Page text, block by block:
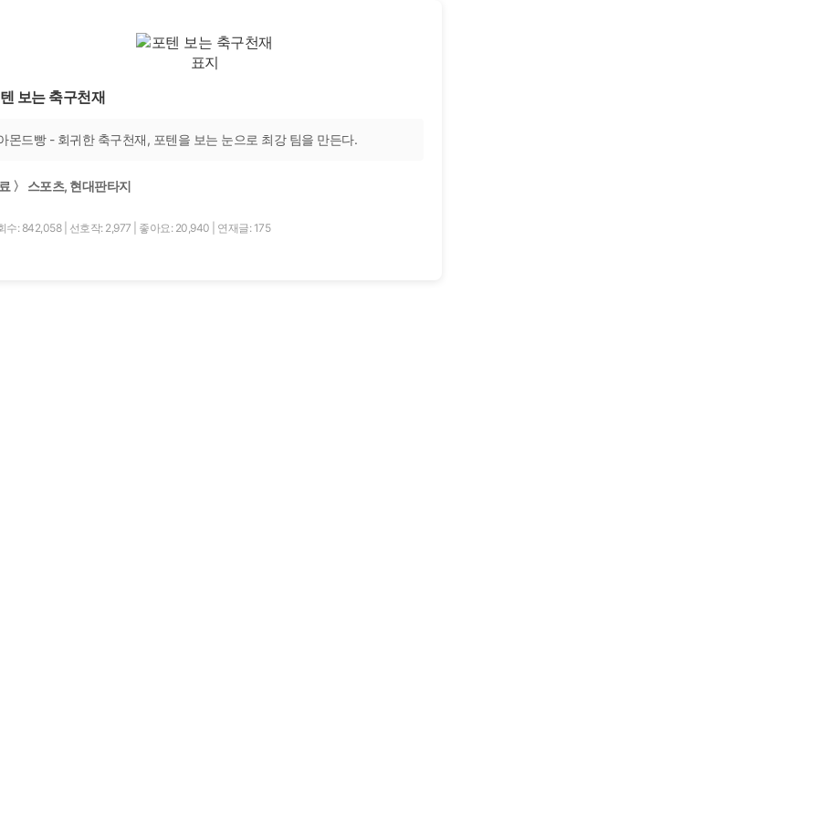
보는 축구천재
몬드빵 - 회귀한 축구천재, 포텐을 보는 눈으로 최강 팀을 만든다.
〉 스포츠, 현대판타지
수: 842,058 선호작: 2,977 좋아요: 20,940 연재글: 175